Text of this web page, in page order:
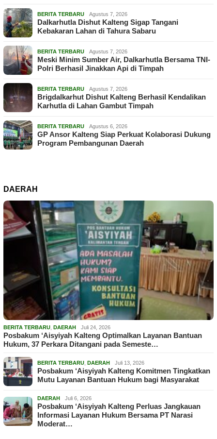
BERITA TERBARU Agustus 7, 2026
Dalkarhutla Dishut Kalteng Sigap Tangani
Kebakaran Lahan di Tahura Sabaru
BERITA TERBARU Agustus 7, 2026
Meski Minim Sumber Air, Dalkarhutla Bersama TNI-
Polri Berhasil Jinakkan Api di Timpah
BERITA TERBARU Agustus 7, 2026
Brigdalkarhut Dishut Kalteng Berhasil Kendalikan
Karhutla di Lahan Gambut Timpah
BERITA TERBARU Agustus 6, 2026
GP Ansor Kalteng Siap Perkuat Kolaborasi Dukung
Program Pembangunan Daerah
DAERAH
BERITA TERBARU DAERAH Juli 24, 2026
Posbakum ‘Aisyiyah Kalteng Optimalkan Layanan Bantuan
Hukum, 37 Perkara Ditangani pada Semeste…
BERITA TERBARU DAERAH Juli 13, 2026
Posbakum ‘Aisyiyah Kalteng Komitmen Tingkatkan
Mutu Layanan Bantuan Hukum bagi Masyarakat
DAERAH Juli 6, 2026
Posbakum ‘Aisyiyah Kalteng Perluas Jangkauan
Informasi Layanan Hukum Bersama PT Narasi
Moderat…